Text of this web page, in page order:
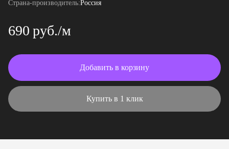
Страна-производитель:Россия
690 руб./м
Добавить в корзину
Купить в 1 клик